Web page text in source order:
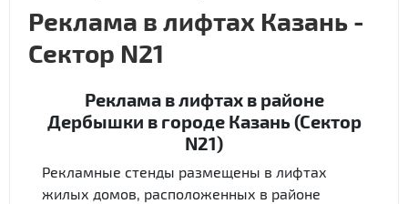
Реклама в лифтах Казань -
Сектор N21